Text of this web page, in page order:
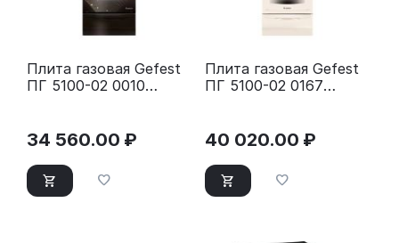
Плита газовая Gefest
ПГ 5100-02 0010
34 560.00 ₽
Плита газовая Gefest
ПГ 5100-02 0167
40 020.00 ₽